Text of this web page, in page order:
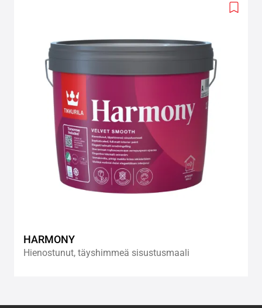
Add
HARMONY
Hienostunut, täyshimmeä sisustusmaali